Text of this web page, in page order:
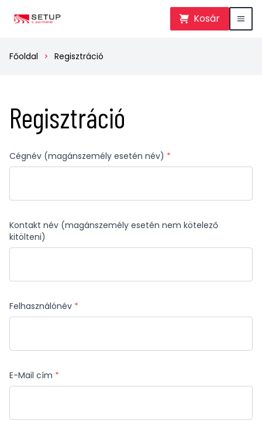
Kosár
Főoldal Regisztráció
Regisztráció
Cégnév (magánszemély esetén név) *
Kontakt név (magánszemély esetén nem kötelező
kitölteni)
Felhasználónév *
E-Mail cím *